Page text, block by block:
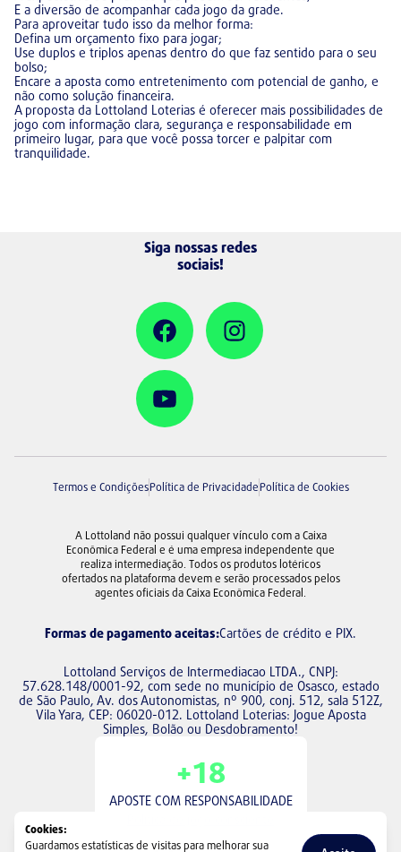
E a diversão de acompanhar cada jogo da grade.
Para aproveitar tudo isso da melhor forma:
Defina um orçamento fixo para jogar;
Use duplos e triplos apenas dentro do que faz sentido para o seu
bolso;
Encare a aposta como entretenimento com potencial de ganho, e
não como solução financeira.
A proposta da Lottoland Loterias é oferecer mais possibilidades de
jogo com informação clara, segurança e responsabilidade em
primeiro lugar, para que você possa torcer e palpitar com
tranquilidade.
Siga nossas redes
sociais!
Termos e CondiçõesPolítica de Privacidade Política de Cookies
A Lottoland não possui qualquer vínculo com a Caixa
Econômica Federal e é uma empresa independente que
realiza intermediação. Todos os produtos lotéricos
ofertados na plataforma devem e serão processados pelos
agentes oficiais da Caixa Econômica Federal.
Formas de pagamento aceitas:Cartões de crédito e PIX.
Lottoland Serviços de Intermediacao LTDA., CNPJ:
57.628.148/0001-92, com sede no município de Osasco, estado
de São Paulo, Av. dos Autonomistas, nº 900, conj. 512, sala 512Z,
Vila Yara, CEP: 06020-012. Lottoland Loterias: Jogue Aposta
Simples, Bolão ou Desdobramento!
+18
APOSTE COM RESPONSABILIDADE
Cookies:
Guardamos estatísticas de visitas para melhorar sua